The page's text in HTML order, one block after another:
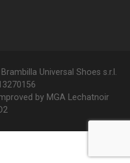
Universal Shoes s.r.l.
by MGA Lechatnoir